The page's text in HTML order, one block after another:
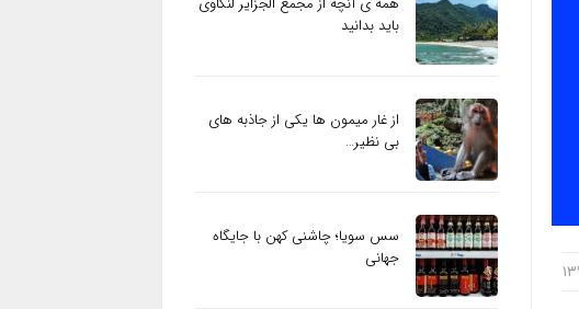
باید بدانید
از غار میمون ها یکی از جاذبه های
بی نظیر…
سس سویا؛ چاشنی کهن با جایگاه
جهانی